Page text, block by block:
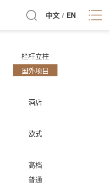
中文 / EN
栏杆立柱
国外项目
酒店
欧式
高档
普通